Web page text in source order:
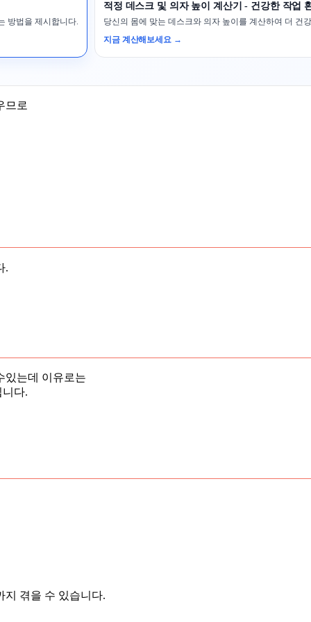
방법을 제시합니다.
적정 데스크 및 의자 높이 계산기 - 건강한 작업
당신의 몸에 맞는 데스크와 의자 높이를 계산하여 더 건
지금 계산해보세요 →
므로
.
있는데 이유로는
다.
지 겪을 수 있습니다.